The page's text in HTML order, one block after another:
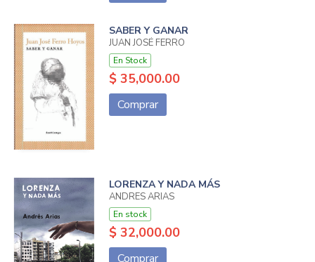
SABER Y GANAR
JUAN JOSÉ FERRO
En Stock
$ 35,000.00
Comprar
LORENZA Y NADA MÁS
ANDRES ARIAS
En stock
$ 32,000.00
Comprar